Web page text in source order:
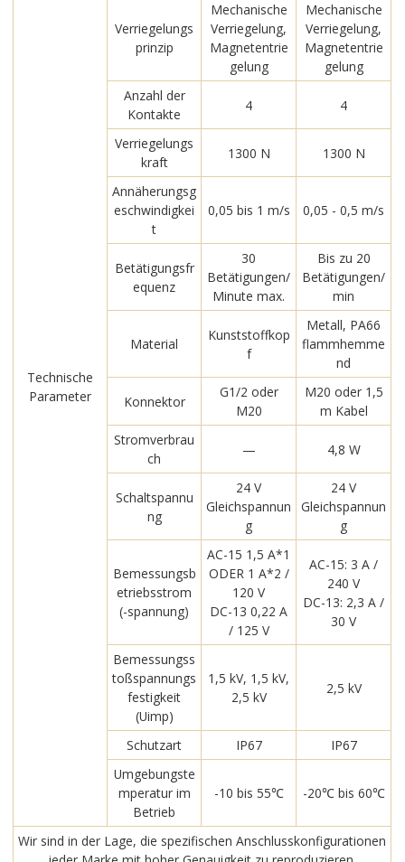
Technische
Parameter
Verriegelungs
prinzip
Mechanische
Verriegelung,
Magnetentrie
gelung
Mechanische
Verriegelung,
Magnetentrie
gelung
Anzahl der
Kontakte
4 4
Verriegelungs
kraft
1300 N 1300 N
Annäherungsg
eschwindigkei
t
0,05 bis 1 m/s 0,05 - 0,5 m/s
Betätigungsfr
equenz
30
Betätigungen/
Minute max.
Bis zu 20
Betätigungen/
min
Material
Kunststoffkop
f
Metall, PA66
flammhemme
nd
Konnektor
G1/2 oder
M20
M20 oder 1,5
m Kabel
Stromverbrau
ch
— 4,8 W
Schaltspannu
ng
24 V
Gleichspannun
g
24 V
Gleichspannun
g
Bemessungsb
etriebsstrom
(-spannung)
AC-15 1,5 A*1
ODER 1 A*2 /
120 V
DC-13 0,22 A
/ 125 V
AC-15: 3 A /
240 V
DC-13: 2,3 A /
30 V
Bemessungss
toßspannungs
festigkeit
(Uimp)
1,5 kV, 1,5 kV,
2,5 kV
2,5 kV
Schutzart IP67
IP67
Umgebungste
mperatur im
Betrieb
-10 bis 55℃ -20℃ bis 60℃
Wir sind in der Lage, die spezifischen Anschlusskonfigurationen